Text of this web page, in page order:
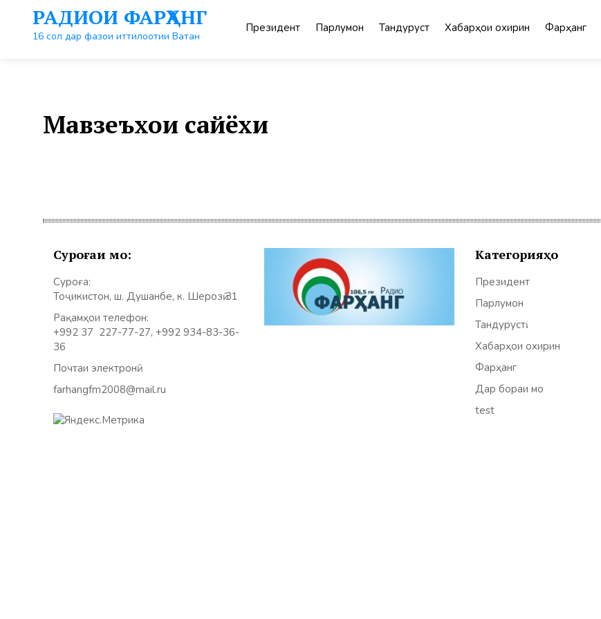
контенту
РАДИОИ ФАРҲАНГ
16 сол дар фазои иттилоотии Ватан
Президент Парлумон Тандурустӣ Хабарҳои охирин Фарҳанг
Мавзеъхои сайёхи
Суроғаи мо:
Суроға:
Тоҷикистон, ш. Душанбе, к. Шерозӣ 31
Рақамҳои телефон:
+992 37 227-77-27, +992 934-83-36-
36
Почтаи электронӣ:
farhangfm2008@mail.ru
Категорияҳо
Президент
Парлумон
Тандурустӣ
Хабарҳои охирин
Фарҳанг
Дар бораи мо
test